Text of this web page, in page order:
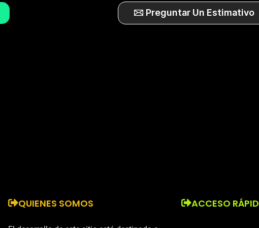
Preguntar Un Estimativo
QUIENES SOMOS ACCESO